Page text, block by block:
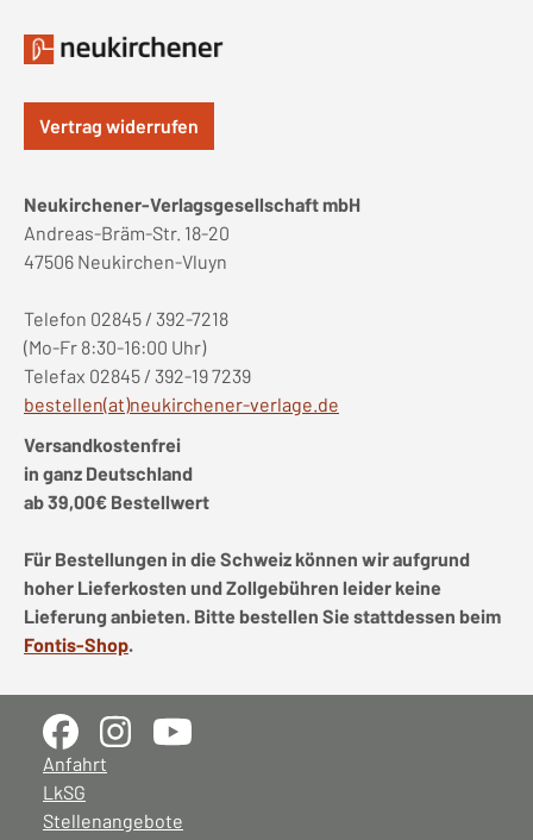
Vertrag widerrufen
Neukirchener-Verlagsgesellschaft mbH
Andreas-Bräm-Str. 18-20
47506 Neukirchen-Vluyn
Telefon 02845 / 392-7218
(Mo-Fr 8:30-16:00 Uhr)
Telefax 02845 / 392-19 7239
bestellen(at)neukirchener-verlage.de
Versandkostenfrei
in ganz Deutschland
ab 39,00€ Bestellwert
Für Bestellungen in die Schweiz können wir aufgrund
hoher Lieferkosten und Zollgebühren leider keine
Lieferung anbieten. Bitte bestellen Sie stattdessen beim
Fontis-Shop.
Anfahrt
LkSG
Stellenangebote